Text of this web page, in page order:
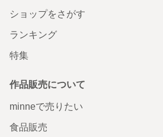
ショップをさがす
ランキング
特集
作品販売について
minneで売りたい
食品販売